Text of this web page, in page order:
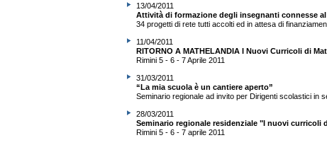
13/04/2011
Attività di formazione degli insegnanti connesse
34 progetti di rete tutti accolti ed in attesa di
11/04/2011
RITORNO A MATHELANDIA I Nuovi Curricoli di
Rimini 5 - 6 - 7 Aprile 2011
31/03/2011
“La mia scuola è un cantiere aperto”
Seminario regionale ad invito per Dirigenti scolastici in
28/03/2011
Seminario regionale residenziale "I nuovi curricoli
Rimini 5 - 6 - 7 aprile 2011